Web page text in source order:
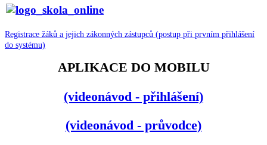
Registrace žáků a jejich zákonných zástupců (postup při prvním přihlášení
do systému)
APLIKACE DO MOBILU
(videonávod - přihlášení)
(videonávod - průvodce)